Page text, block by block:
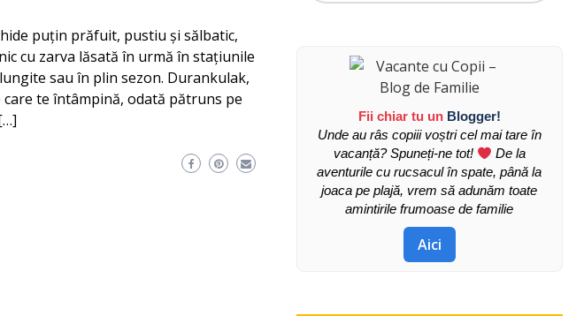
puțin prăfuit, pustiu și sălbatic,
cu zarva lăsată în urmă în stațiunile
sau în plin sezon. Durankulak,
te întâmpină, odată pătruns pe
Fii chiar tu un Blogger!
Unde au râs copiii voștri cel mai tare în
vacanță? Spuneți-ne tot!
De la
aventurile cu rucsacul în spate, până la
joaca pe plajă, vrem să adunăm toate
amintirile frumoase de familie
Aici